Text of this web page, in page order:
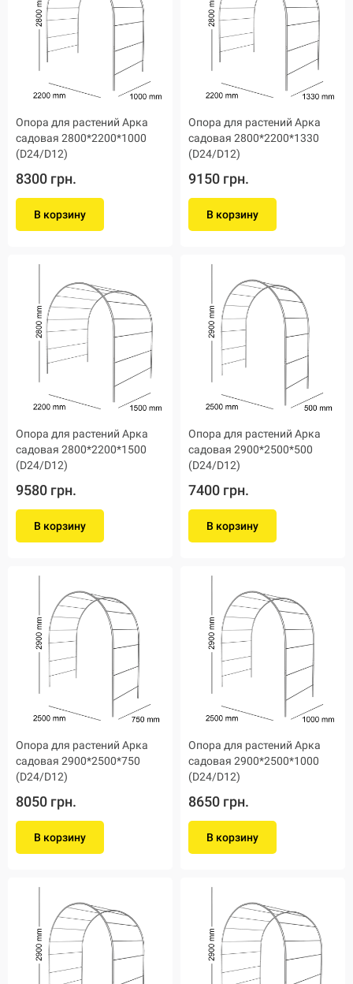
Опора для растений Арка
садовая 2800*2200*1000
(D24/D12)
8300 грн.
В корзину
Опора для растений Арка
садовая 2800*2200*1330
(D24/D12)
9150 грн.
В корзину
Опора для растений Арка
садовая 2800*2200*1500
(D24/D12)
9580 грн.
В корзину
Опора для растений Арка
садовая 2900*2500*500
(D24/D12)
7400 грн.
В корзину
Опора для растений Арка
садовая 2900*2500*750
(D24/D12)
8050 грн.
В корзину
Опора для растений Арка
садовая 2900*2500*1000
(D24/D12)
8650 грн.
В корзину